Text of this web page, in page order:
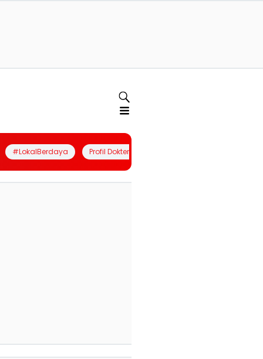
#LokalBerdaya Profil Dokter